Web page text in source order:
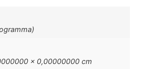
× 0,00000000 cm